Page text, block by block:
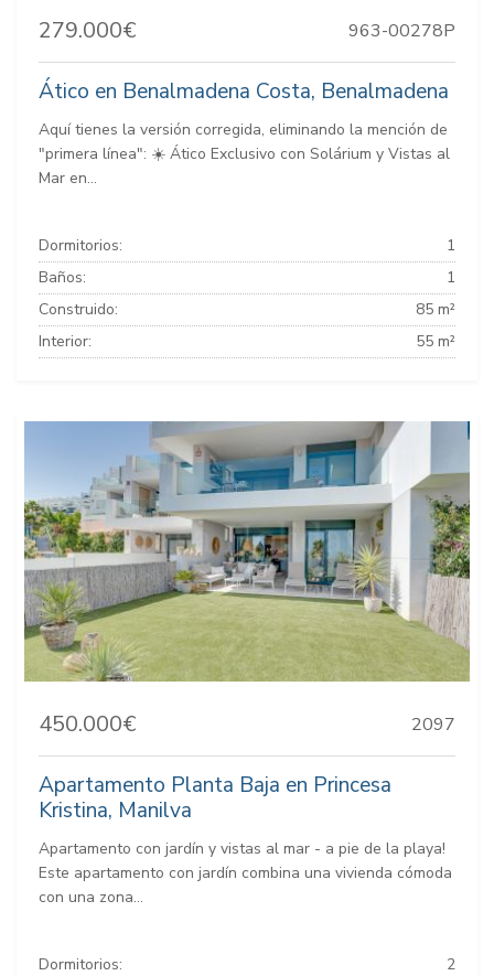
279.000€ 963-00278P
Ático en Benalmadena Costa, Benalmadena
Aquí tienes la versión corregida, eliminando la mención de
"primera línea": ☀️ Ático Exclusivo con Solárium y Vistas al
Mar en...
Dormitorios:
1
Baños:
1
Construido:
85 m²
Interior:
55 m²
450.000€ 2097
Apartamento Planta Baja en Princesa
Kristina, Manilva
Apartamento con jardín y vistas al mar - a pie de la playa!
Este apartamento con jardín combina una vivienda cómoda
con una zona...
Dormitorios:
2